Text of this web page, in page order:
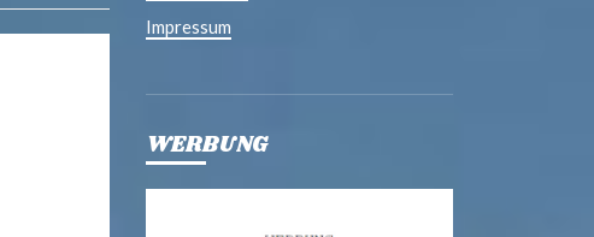
Impressum
WERBUNG